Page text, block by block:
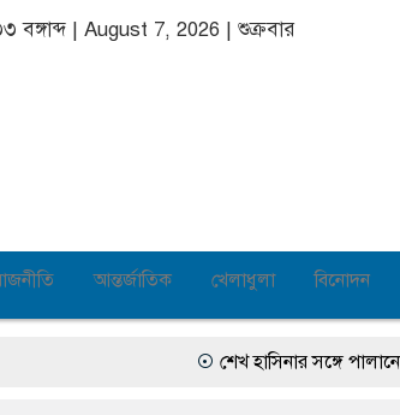
বঙ্গাব্দ | August 7, 2026 |শুক্রবার
আন্তর্জাতিক খেলাধুলা বিনোদন
শেখ হাসিনার সঙ্গে পালানোর